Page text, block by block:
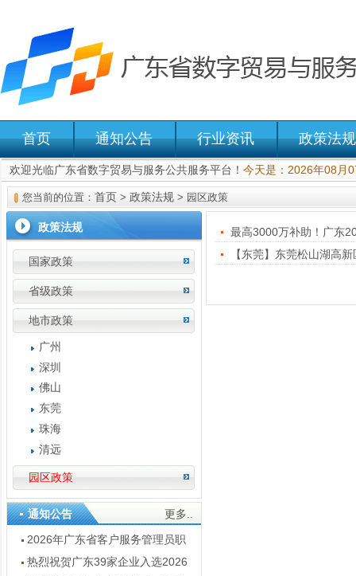
首页 通知公告 行业资讯 政策法规
欢迎光临广东省数字贸易与服务公共服务平台！ 今天是：2026年08月
您当前的位置： 首页 > 政策法规 > 园区政策
政策法规
国家政策
省级政策
地市政策
广州
深圳
佛山
东莞
珠海
清远
园区政策
通知公告 更多..
2026年广东省客户服务管理员职
业技能竞赛通知
热烈祝贺广东39家企业入选2026
最高3000万补助！广东
【东莞】东莞松山湖高